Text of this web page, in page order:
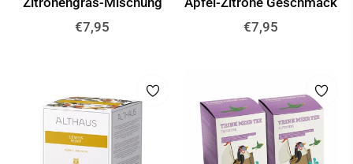
Normaler
€7,95
Normaler
€7,95